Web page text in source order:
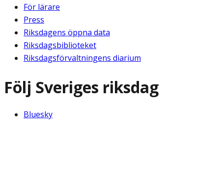
För lärare
Press
Riksdagens öppna data
Riksdagsbiblioteket
Riksdagsförvaltningens diarium
Följ Sveriges riksdag
Bluesky